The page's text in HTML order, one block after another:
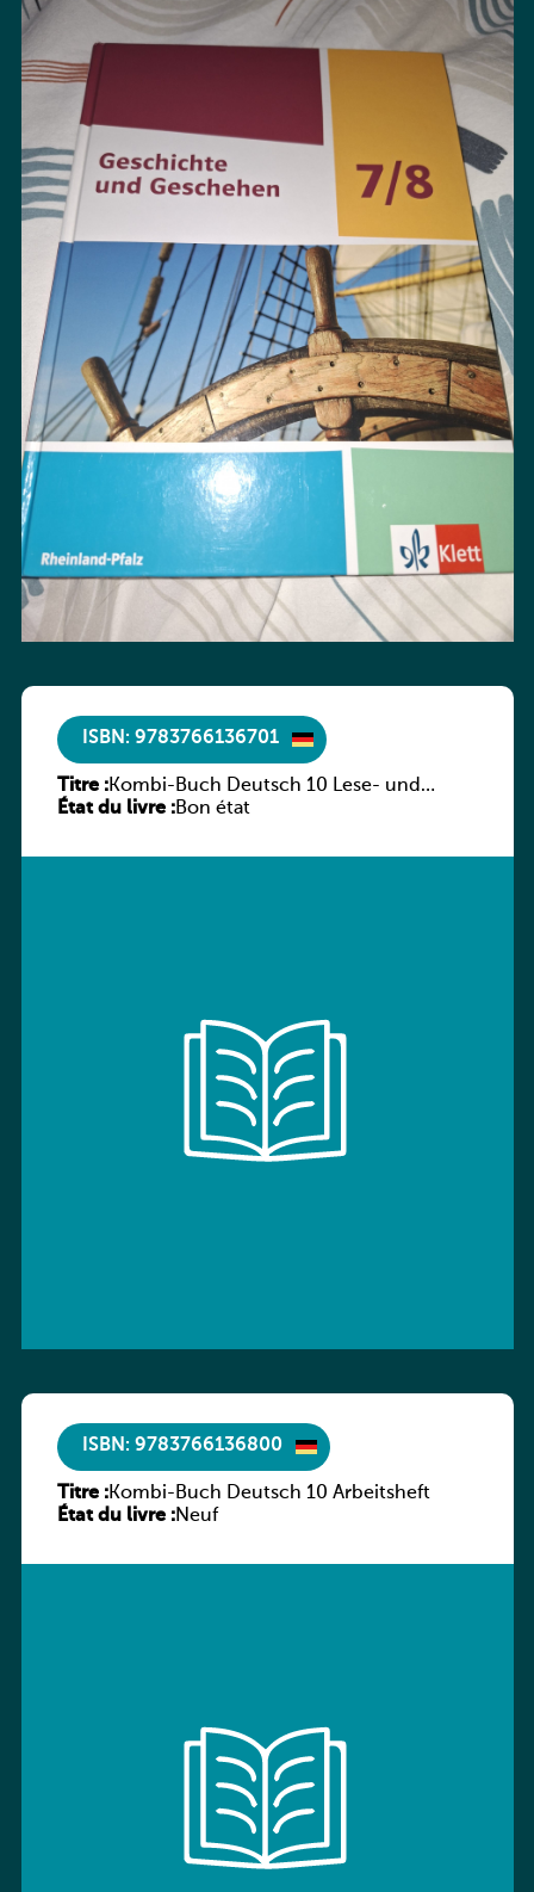
ISBN: 9783766136701
Titre :Kombi-Buch Deutsch 10 Lese- und
Sprachbuch
État du livre :Bon état
ISBN: 9783766136800
Titre :Kombi-Buch Deutsch 10 Arbeitsheft
État du livre :Neuf